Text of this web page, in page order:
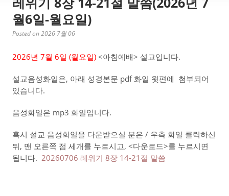
월6일-월요일)
Posted on 2026 7월 06
2026년 7월 6일 (월요일) <아침예배> 설교입니다.
설교음성화일은, 아래 성경본문 pdf 화일 윗편에 첨부되어
있습니다.
음성화일은 mp3 화일입니다.
혹시 설교 음성화일을 다운받으실 분은 / 우측 화일 클릭하신
뒤, 맨 오른쪽 점 세개를 누르시고, <다운로드>를 누르시면
됩니다. 20260706 레위기 8장 14-21절 말씀